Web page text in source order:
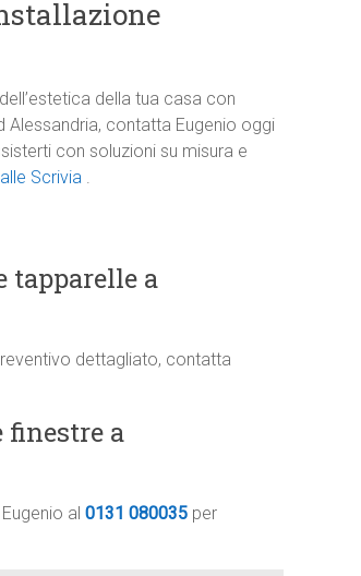
della tua casa con
Alessandria, contatta Eugenio oggi
con soluzioni su misura e
Scrivia .
tapparelle a
dettagliato, contatta
finestre a
al 0131 080035 per